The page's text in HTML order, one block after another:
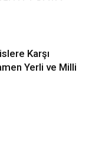
Karşı
Yerli ve Milli